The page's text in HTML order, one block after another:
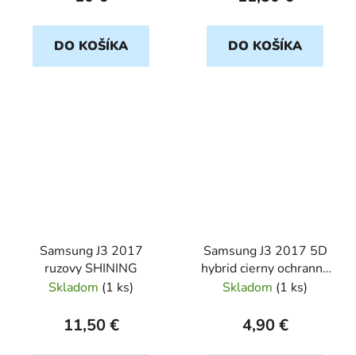
DO KOŠÍKA DO KOŠÍKA
Samsung J3 2017
ruzovy SHINING
Skladom (1 ks)
11,50 €
Samsung J3 2017 5D
hybrid cierny ochranné
sklo
Skladom (1 ks)
4,90 €